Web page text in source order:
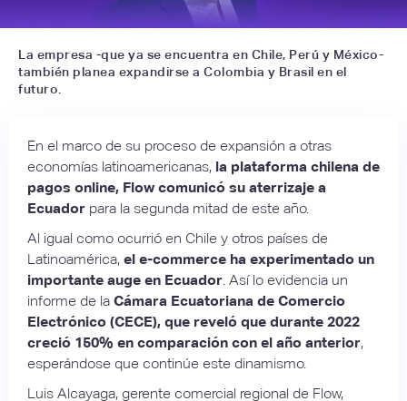
La empresa -que ya se encuentra en Chile, Perú y México-
también planea expandirse a Colombia y Brasil en el
futuro.
En el marco de su proceso de expansión a otras
economías latinoamericanas, la plataforma chilena de
pagos online, Flow comunicó su aterrizaje a
Ecuador para la segunda mitad de este año.
Al igual como ocurrió en Chile y otros países de
Latinoamérica, el e-commerce ha experimentado un
importante auge en Ecuador . Así lo evidencia un
informe de la Cámara Ecuatoriana de Comercio
Electrónico (CECE), que reveló que durante 2022
creció 150% en comparación con el año anterior,
esperándose que continúe este dinamismo.
Luis Alcayaga, gerente comercial regional de Flow,